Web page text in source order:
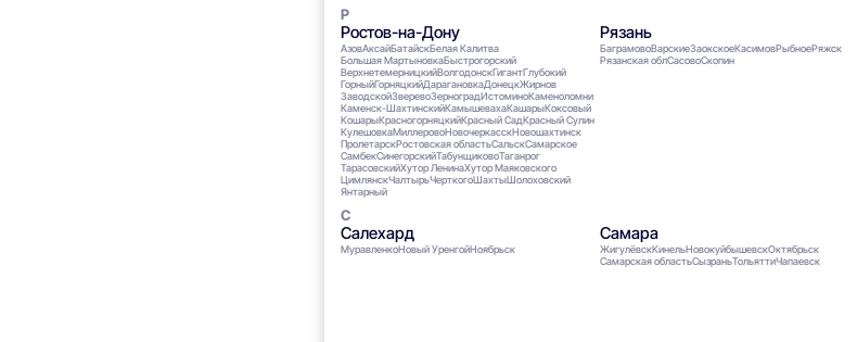
Ростов-на-Дону
АзовАксайБатайскБелая Калитва
Большая МартыновкаБыстрогорский
ВерхнетемерницкийВолгодонскГигантГлубокий
ГорныйГорняцкийДарагановкаДонецкЖирнов
ЗаводскойЗверевоЗерноградИстоминоКаменоломни
Каменск-ШахтинскийКамышевахаКашарыКоксовый
КошарыКрасногорняцкийКрасный СадКрасный Сулин
КулешовкаМиллеровоНовочеркасскНовошахтинск
ПролетарскРостовская областьСальскСамарское
СамбекСинегорскийТабунщиковоТаганрог
ТарасовскийХутор ЛенинаХутор Маяковского
ЦимлянскЧалтырьЧерткогоШахтыШолоховский
Янтарный
Рязань
БаграмовоВарскиеЗаокскоеКасимовРыбноеРяжск
Рязанская облСасовоСкопин
Салехард
МуравленкоНовый УренгойНоябрьск
Самара
ЖигулёвскКинельНовокуйбышевскОктябрьск
Самарская областьСызраньТольяттиЧапаевск